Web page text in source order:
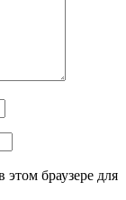
браузере для